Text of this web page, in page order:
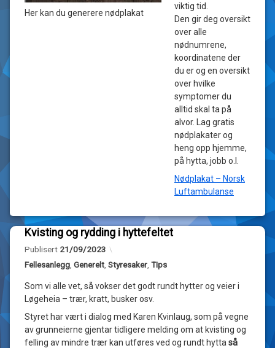
Her kan du generere nødplakat
viktig tid.
Den gir deg oversikt
over alle
nødnumrene,
koordinatene der
du er og en oversikt
over hvilke
symptomer du
alltid skal ta på
alvor. Lag gratis
nødplakater og
heng opp hjemme,
på hytta, jobb o.l.
Nødplakat – Norsk
Luftambulanse
Kvisting og rydding i hyttefeltet
Publisert 21/09/2023
Kategorier:
Fellesanlegg Generelt Styresaker Tips
Som vi alle vet, så vokser det godt rundt hytter og veier i
Løgeheia – trær, kratt, busker osv.
Styret har vært i dialog med Karen Kvinlaug, som på vegne
av grunneierne gjentar tidligere melding om at kvisting og
felling av mindre trær kan utføres ved og rundt hytta så
Legg
igjen
en
kommentar
til
Kvisting
og
rydding
i
hyttefeltet
Løgeheia
Hyttegrend